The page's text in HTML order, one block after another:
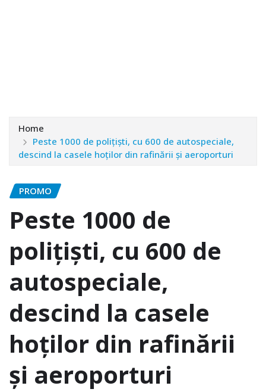
Home
Peste 1000 de poliţişti, cu 600 de autospeciale,
descind la casele hoţilor din rafinării şi aeroporturi
PROMO
Peste 1000 de
poliţişti, cu 600 de
autospeciale,
descind la casele
hoţilor din rafinării
şi aeroporturi